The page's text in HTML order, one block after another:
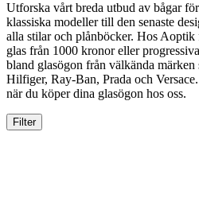
Utforska vårt breda utbud av bågar
klassiska modeller till den senaste
alla stilar och plånböcker. Hos Aoptik
glas från 1000 kronor eller
bland glasögon från välkända
Hilfiger, Ray-Ban, Prada och
när du köper dina glasögon hos oss.
Filter